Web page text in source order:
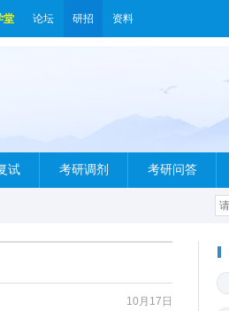
堂 论坛 研招 资料
试 考研调剂 考研问答
10月17日